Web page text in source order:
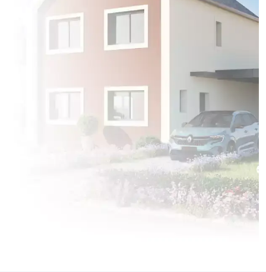
1 OFFRE MAISON ET TERRAIN
(80480)
1 OFFRE MAISON ET TERRAIN
(80540)
Vecquemont(80800)
1 OFFRE MAISON ET TERRAIN
(80260)